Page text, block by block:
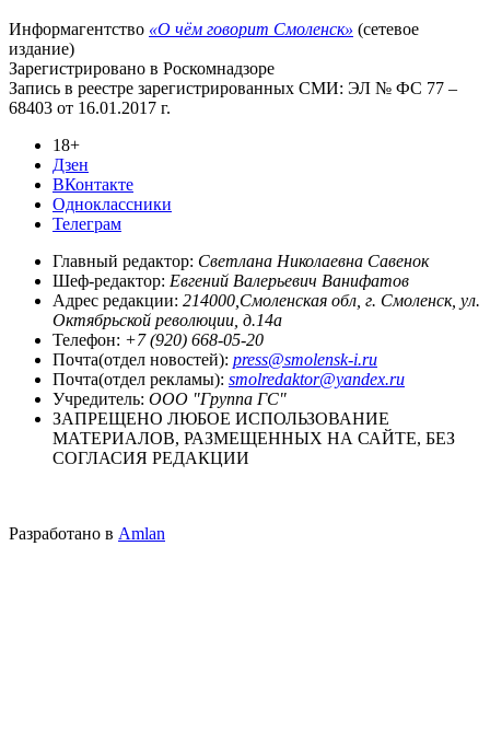
Информагентство «О чём говорит Смоленск» (сетевое
издание)
Зарегистрировано в Роскомнадзоре
Запись в реестре зарегистрированных СМИ: ЭЛ № ФС 77 –
68403 от 16.01.2017 г.
18+
Дзен
ВКонтакте
Одноклассники
Телеграм
Главный редактор: Светлана Николаевна Савенок
Шеф-редактор: Евгений Валерьевич Ванифатов
Адрес редакции: 214000,Смоленская обл, г. Смоленск, ул.
Октябрьской революции, д.14а
Телефон: +7 (920) 668-05-20
Почта(отдел новостей): press@smolensk-i.ru
Почта(отдел рекламы): smolredaktor@yandex.ru
Учредитель: ООО "Группа ГС"
ЗАПРЕЩЕНО ЛЮБОЕ ИСПОЛЬЗОВАНИЕ
МАТЕРИАЛОВ, РАЗМЕЩЕННЫХ НА САЙТЕ, БЕЗ
СОГЛАСИЯ РЕДАКЦИИ
Разработано в Amlan